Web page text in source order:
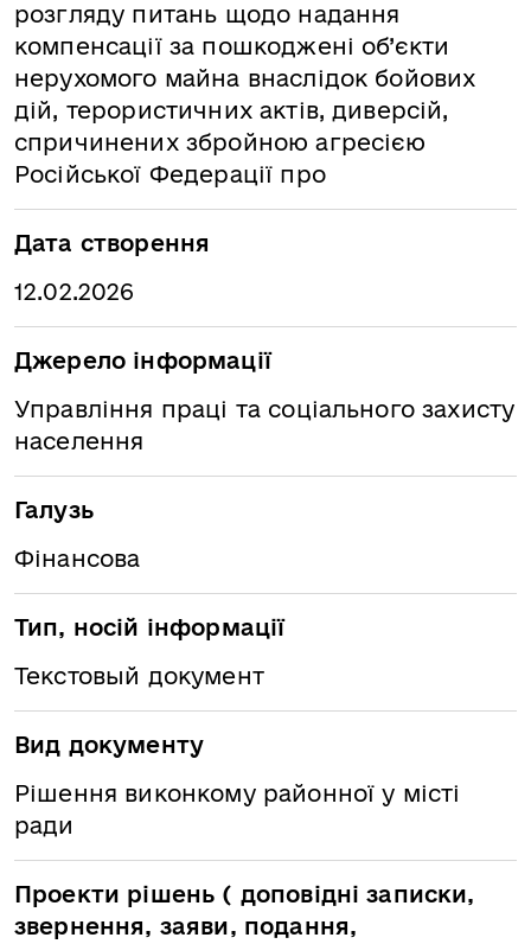
розгляду питань щодо надання
компенсації за пошкоджені об’єкти
нерухомого майна внаслідок бойових
дій, терористичних актів, диверсій,
спричинених збройною агресією
Російської Федерації про
Дата створення
12.02.2026
Джерело інформації
Управління праці та соціального захисту
населення
Галузь
Фінансова
Тип, носій інформації
Текстовый документ
Вид документу
Рішення виконкому районної у місті
ради
Проекти рішень ( доповідні записки,
звернення, заяви, подання,